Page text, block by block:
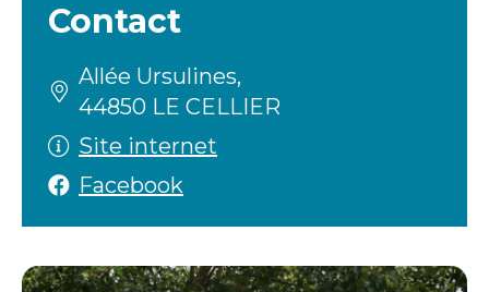
Contact
Allée Ursulines,
44850 LE CELLIER
Site internet
Facebook